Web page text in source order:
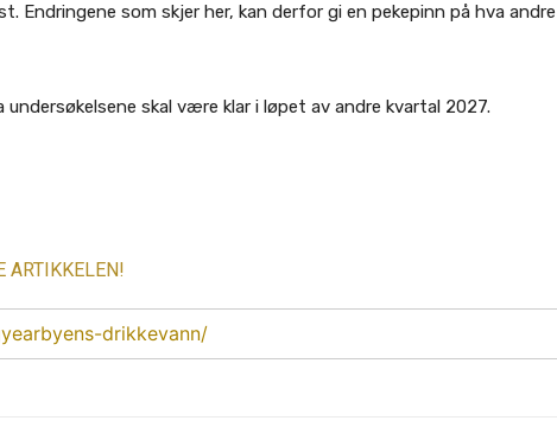
Endringene som skjer her, kan derfor gi en pekepinn på hva andre
skal være klar i løpet av andre kvartal 2027.
ARTIKKELEN!
drikkevann/